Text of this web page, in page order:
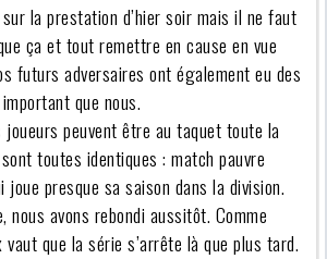
la prestation d’hier soir mais il ne faut
ça et tout remettre en cause en vue
futurs adversaires ont également eu des
que nous.
joueurs peuvent être au taquet toute la
toutes identiques : match pauvre
joue presque sa saison dans la division.
nous avons rebondi aussitôt. Comme
vaut que la série s’arrête là que plus tard.